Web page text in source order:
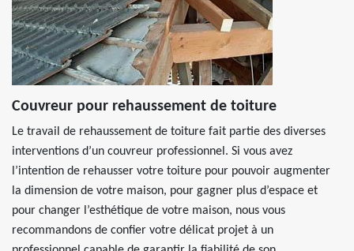
Couvreur pour rehaussement de toiture
Le travail de rehaussement de toiture fait partie des diverses
interventions d’un couvreur professionnel. Si vous avez
l’intention de rehausser votre toiture pour pouvoir augmenter
la dimension de votre maison, pour gagner plus d’espace et
pour changer l’esthétique de votre maison, nous vous
recommandons de confier votre délicat projet à un